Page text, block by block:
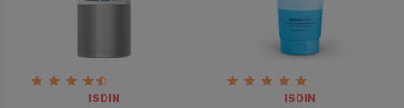
ISDIN ISDIN